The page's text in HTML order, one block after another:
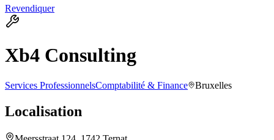
Revendiquer
Xb4 Consulting
Services ProfessionnelsComptabilité & Finance Bruxelles
Localisation